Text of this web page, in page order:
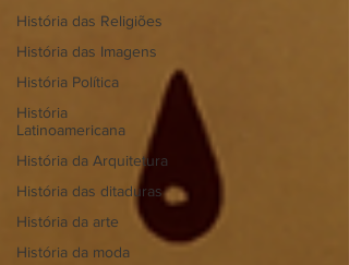
História das Religiões
História das Imagens
História Política
História
Latinoamericana
História da Arquitetura
História das ditaduras
História da arte
História da moda